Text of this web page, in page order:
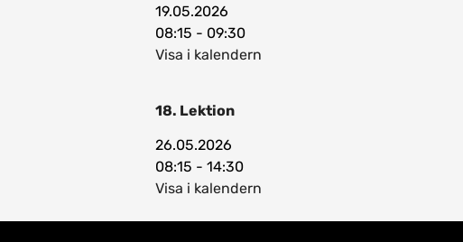
19.05.2026
08:15 - 09:30
Visa i kalendern
18. Lektion
26.05.2026
08:15 - 14:30
Visa i kalendern